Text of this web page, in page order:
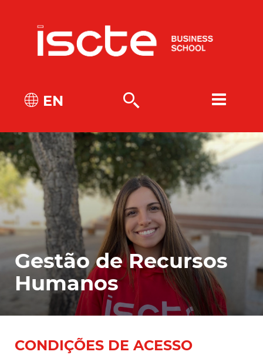
EN
Gestão de Recursos
Humanos
CONDIÇÕES DE ACESSO